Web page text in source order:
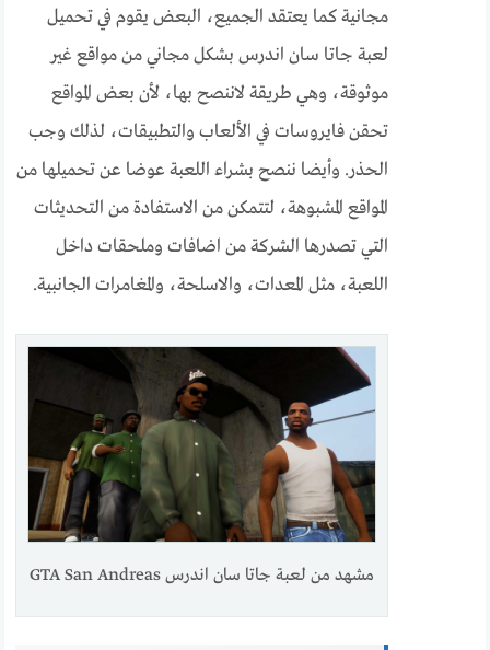
مجانية كما يعتقد الجميع، البعض يقوم في تحميل
لعبة جاتا سان اندرس بشكل مجاني من مواقع غير
موثوقة، وهي طريقة لاننصح بها، لأن بعض المواقع
تحقن فايروسات في الألعاب والتطبيقات، لذلك وجب
الحذر. وأيضا ننصح بشراء اللعبة عوضا عن تحميلها من
المواقع المشبوهة، لتتمكن من الاستفادة من التحديثات
التي تصدرها الشركة من اضافات وملحقات داخل
اللعبة، مثل المعدات، والاسلحة، والمغامرات الجانبية.
مشهد من لعبة جاتا سان اندرس GTA San Andreas